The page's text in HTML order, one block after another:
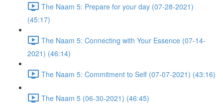
The Naam 5: Prepare for your day (07-28-2021)
(45:17)
The Naam 5: Connecting with Your Essence (07-14-
2021) (46:14)
The Naam 5: Commitment to Self (07-07-2021) (43:16)
The Naam 5 (06-30-2021) (46:45)